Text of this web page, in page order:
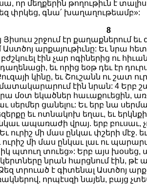
որ մեղքերին թողութիւն է
փրկեց, գնա՛ խաղաղութեամբ»:
8
շրջում էր քաղաքներում եւ
արքայութիւնը: Եւ նրա
էին չար ոգիներից ու
եւ որից եօթ դեւ էր
կինը, եւ Շուշանն ու շատ
մատակարարում էին նրան: 4 Երբ
մօտ եկածներ հաւաքուեցին,
սերմեր ցանելու: Եւ երբ նա
եւ ոտնակոխ եղաւ, եւ երկնքի
ապառաժի վրայ. երբ բուսաւ,
ուրիշ մի մաս ընկաւ փշերի մէջ.
մի մաս ընկաւ լաւ ու պարարտ
պտուղ տուեց»: Երբ այս խօսեց,
նրան հարցնում էին, թէ
տրուած է գիտենալ Աստծոյ
որպէսզի նայեն, բայց